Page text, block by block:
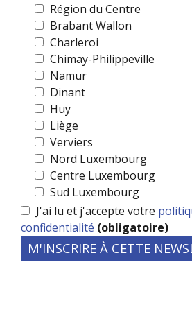
Région du Centre
Brabant Wallon
Charleroi
Chimay-Philippeville
Namur
Dinant
Huy
Liège
Verviers
Nord Luxembourg
Centre Luxembourg
Sud Luxembourg
J'ai lu et j'accepte votre
confidentialité (obligatoire)